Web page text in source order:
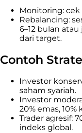
Monitoring:
Rebalancing:
6–12 bulan
dari target.
Contoh
Investor
saham syariah.
Investor
20% emas, 10%
Trader agresif:
indeks global.